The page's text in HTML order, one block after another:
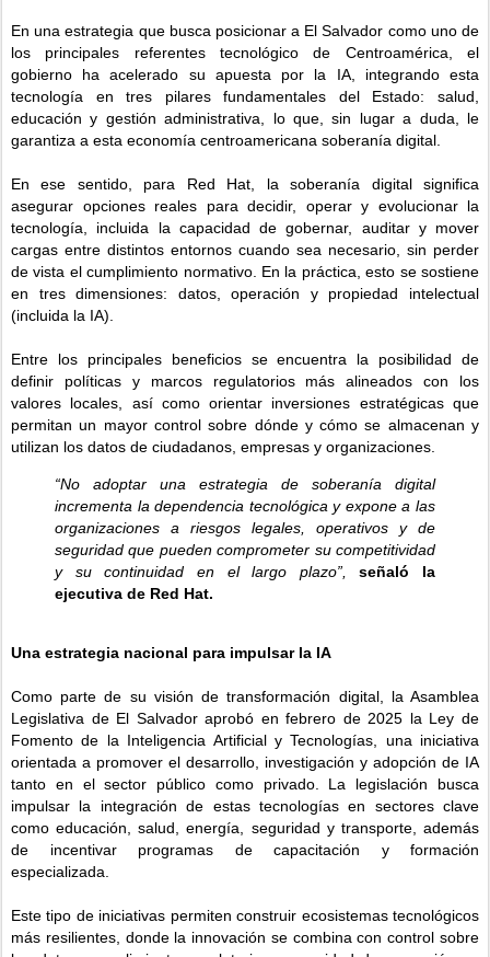
En una estrategia que busca posicionar a El Salvador como uno de
los principales referentes tecnológico de Centroamérica, el
gobierno ha acelerado su apuesta por la IA, integrando esta
tecnología en tres pilares fundamentales del Estado: salud,
educación y gestión administrativa, lo que, sin lugar a duda, le
garantiza a esta economía centroamericana soberanía digital.
En ese sentido, para Red Hat, la soberanía digital significa
asegurar opciones reales para decidir, operar y evolucionar la
tecnología, incluida la capacidad de gobernar, auditar y mover
cargas entre distintos entornos cuando sea necesario, sin perder
de vista el cumplimiento normativo. En la práctica, esto se sostiene
en tres dimensiones: datos, operación y propiedad intelectual
(incluida la IA).
Entre los principales beneficios se encuentra la posibilidad de
definir políticas y marcos regulatorios más alineados con los
valores locales, así como orientar inversiones estratégicas que
permitan un mayor control sobre dónde y cómo se almacenan y
utilizan los datos de ciudadanos, empresas y organizaciones.
“No adoptar una estrategia de soberanía digital
incrementa la dependencia tecnológica y expone a las
organizaciones a riesgos legales, operativos y de
seguridad que pueden comprometer su competitividad
y su continuidad en el largo plazo”,
señaló la
ejecutiva de Red Hat.
Una estrategia nacional para impulsar la IA
Como parte de su visión de transformación digital, la Asamblea
Legislativa de El Salvador aprobó en febrero de 2025 la Ley de
Fomento de la Inteligencia Artificial y Tecnologías, una iniciativa
orientada a promover el desarrollo, investigación y adopción de IA
tanto en el sector público como privado. La legislación busca
impulsar la integración de estas tecnologías en sectores clave
como educación, salud, energía, seguridad y transporte, además
de incentivar programas de capacitación y formación
especializada.
Este tipo de iniciativas permiten construir ecosistemas tecnológicos
más resilientes, donde la innovación se combina con control sobre